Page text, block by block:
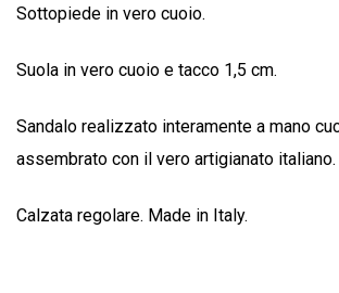
Sottopiede in vero cuoio.
Suola in vero cuoio e tacco 1,5 cm.
Sandalo realizzato interamente a mano
assembrato con il vero artigianato italiano.
Calzata regolare. Made in Italy.